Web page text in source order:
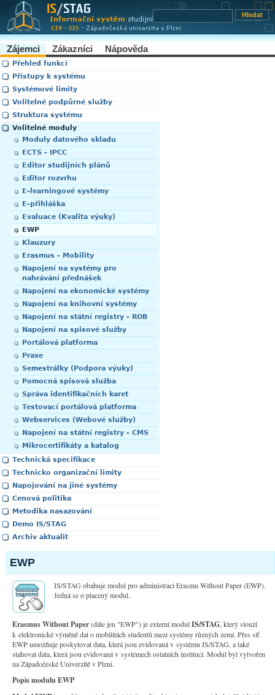
Zájemci Zákazníci Nápověda
Přehled funkcí
Přístupy k systému
Systémové limity
Volitelné podpůrné služby
Struktura systému
Volitelné moduly
Moduly datového skladu
ECTS - IPCC
Editor studijních plánů
Editor rozvrhu
E-learningové systémy
E-přihláška
Evaluace (Kvalita výuky)
EWP
Klauzury
Erasmus - Mobility
Napojení na systémy pro
nahrávání přednášek
Napojení na ekonomické systémy
Napojení na knihovní systémy
Napojení na státní registry - ROB
Napojení na spisové služby
Portálová platforma
Praxe
Semestrálky (Podpora výuky)
Pomocná spisová služba
Správa identifikačních karet
Testovací portálová platforma
Webservices (Webové služby)
Napojení na státní registry - CMS
Mikrocertifikáty a katalog
Technická specifikace
Technicko organizační limity
Napojování na jiné systémy
Cenová politika
Metodika nasazování
Demo IS/STAG
Archiv aktualit
EWP
IS/STAG obahuje modul pro administraci Erasmu Without Paper (EWP).
Jedná se o placený modul.
Erasmus Without Paper(dále jen "EWP") je externí modulIS/STAG , který slouží
k elektronické výměně dat o mobilitách studentů mezi systémy různých zemí. Přes síť
EWP umožňuje poskytovat data, která jsou evidovaná v systému IS/STAG, a také
stahovat data, která jsou evidovaná v systémech ostatních institucí. Modul byl vytvořen
na Západočeské Univerzitě v Plzni.
Popis modulu EWP